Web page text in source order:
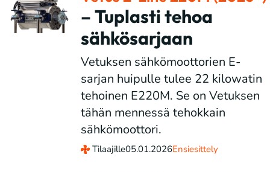
– Tuplasti tehoa
sähkösarjaan
Vetuksen sähkömoottorien E-
sarjan huipulle tulee 22 kilowatin
tehoinen E220M. Se on Vetuksen
tähän mennessä tehokkain
sähkömoottori.
Tilaajille05.01.2026Ensiesittely